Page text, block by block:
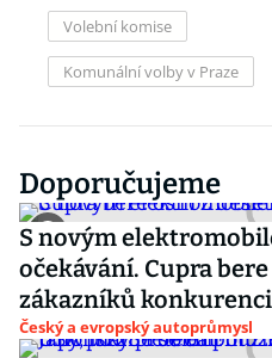
Volební komise
Komunální volby v Praze
Doporučujeme
S novým
očekávání. Cupra
zákazníků konkurenci
Český a evropský autoprůmysl